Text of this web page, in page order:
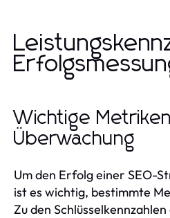
Wichtige
Überwachung
Um den Erfolg einer SEO-
ist es wichtig, bestimmte
Zu den